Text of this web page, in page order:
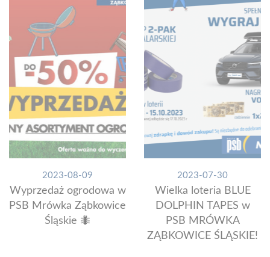
2023-08-09
Wyprzedaż ogrodowa w
PSB Mrówka Ząbkowice
Śląskie 🐜
2023-07-30
Wielka loteria BLUE
DOLPHIN TAPES w
PSB MRÓWKA
ZĄBKOWICE ŚLĄSKIE!